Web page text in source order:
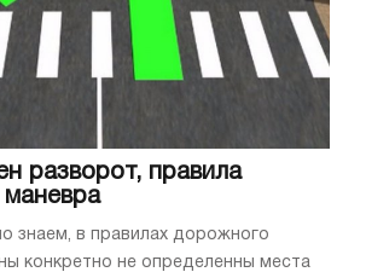
разворот, правила
знаем, в правилах дорожного
конкретно не определенны места